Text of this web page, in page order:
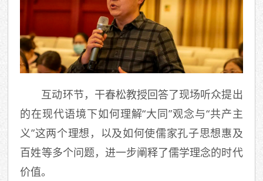
互动环节，干春松教授回答了现场听众提出
的在现代语境下如何理解“大同”观念与“共产主
义”这两个理想，以及如何使儒家孔子思想惠及
百姓等多个问题，进一步阐释了儒学理念的时代
价值。